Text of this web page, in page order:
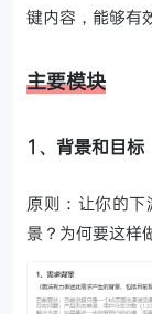
键内容，能够有
主要模块
1、背景和目标
原则：让你的
景？为何要这样